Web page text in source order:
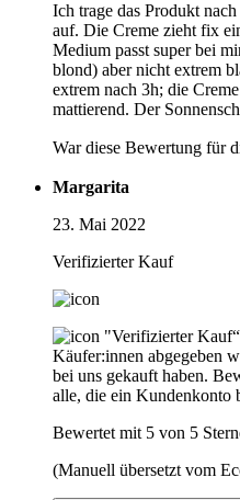
Ich trage das Produkt
auf. Die Creme zieht fix
Medium passt super bei
blond) aber nicht extrem
extrem nach 3h; die
mattierend. Der
War diese Bewertung für
Margarita
23. Mai 2022
Verifizierter Kauf
"Verifizierter
Käufer:innen abgegeben
bei uns gekauft haben.
alle, die ein Kundenkonto
Bewertet mit 5 von 5
(Manuell übersetzt vom